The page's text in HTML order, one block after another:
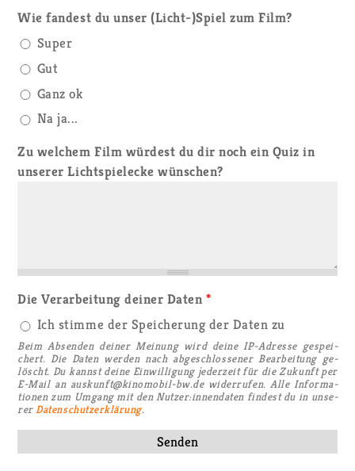
Wie fandest du unser (Licht-)Spiel zum Film?
Super
Gut
Ganz ok
Na ja...
Zu welchem Film würdest du dir noch ein Quiz in
unserer Lichtspielecke wünschen?
Die Verarbeitung deiner Daten *
Ich stimme der Speicherung der Daten zu
Beim Ab­sen­den dei­ner Mei­nung wird deine IP-Adres­se ge­spei­
chert. Die Daten wer­den nach ab­ge­schlos­se­ner Be­ar­bei­tung ge­
löscht. Du kannst deine Ein­wil­li­gung je­der­zeit für die Zu­kunft per
E-Mail an aus­kunft@​kinomobil-​bw.​de wi­der­ru­fen. Alle In­for­ma­
tio­nen zum Um­gang mit den Nut­zer:in­nen­da­ten fin­dest du in un­se­
rerDa­ten­schutz­er­klä­rung.